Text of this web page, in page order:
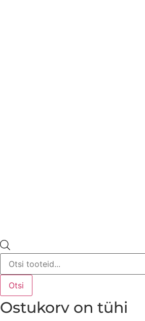
Products
search
Otsi
Ostukorv on tühi